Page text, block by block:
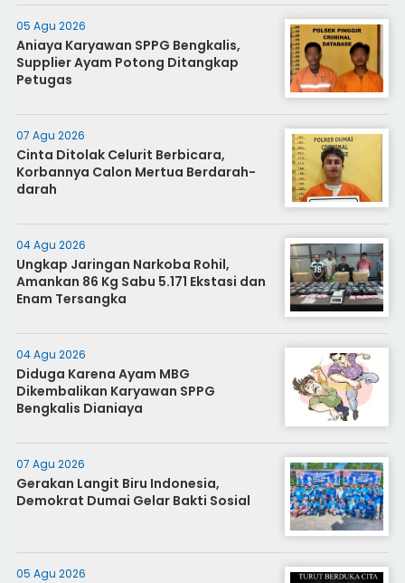
05 Agu 2026
Aniaya Karyawan SPPG Bengkalis,
Supplier Ayam Potong Ditangkap
Petugas
07 Agu 2026
Cinta Ditolak Celurit Berbicara,
Korbannya Calon Mertua Berdarah-
darah
04 Agu 2026
Ungkap Jaringan Narkoba Rohil,
Amankan 86 Kg Sabu 5.171 Ekstasi dan
Enam Tersangka
04 Agu 2026
Diduga Karena Ayam MBG
Dikembalikan Karyawan SPPG
Bengkalis Dianiaya
07 Agu 2026
Gerakan Langit Biru Indonesia,
Demokrat Dumai Gelar Bakti Sosial
05 Agu 2026